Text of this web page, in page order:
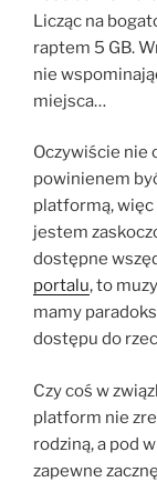
Licząc na
raptem 5 GB.
nie
miejsca…
Oczywiście nie
powinienem
platformą,
jestem
dostępne
portalu, to
mamy
dostępu do
Czy coś w
platform nie
rodziną, a pod
zapewne